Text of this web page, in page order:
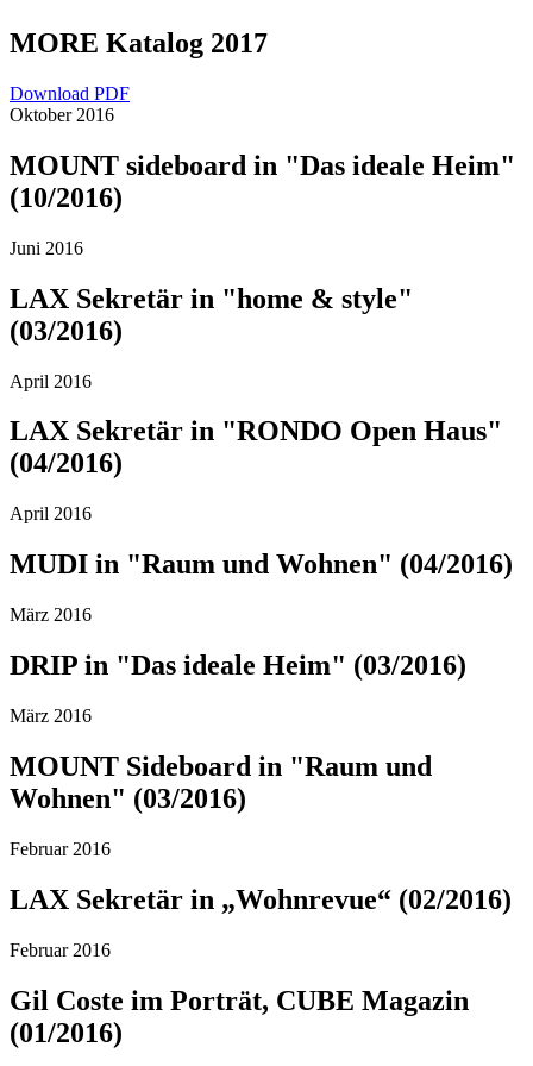
MORE Katalog 2017
Download PDF
Oktober 2016
MOUNT sideboard in "Das ideale Heim"
(10/2016)
Juni 2016
LAX Sekretär in "home & style"
(03/2016)
April 2016
LAX Sekretär in "RONDO Open Haus"
(04/2016)
April 2016
MUDI in "Raum und Wohnen" (04/2016)
März 2016
DRIP in "Das ideale Heim" (03/2016)
März 2016
MOUNT Sideboard in "Raum und
Wohnen" (03/2016)
Februar 2016
LAX Sekretär in „Wohnrevue“ (02/2016)
Februar 2016
Gil Coste im Porträt, CUBE Magazin
(01/2016)